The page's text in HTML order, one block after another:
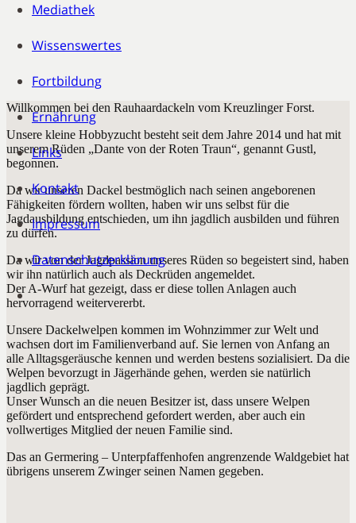
Mediathek
Wissenswertes
Fortbildung
Ernährung
Links
Kontakt
Impressum
Datenschutzerklärung
Willkommen bei den Rauhaardackeln vom Kreuzlinger Forst.
Unsere kleine Hobbyzucht besteht seit dem Jahre 2014 und hat mit
unserem Rüden „Dante von der Roten Traun“, genannt Gustl,
begonnen.
Da wir unseren Dackel bestmöglich nach seinen angeborenen
Fähigkeiten fördern wollten, haben wir uns selbst für die
Jagdausbildung entschieden, um ihn jagdlich ausbilden und führen
zu dürfen.
Da wir von der Jagdpassion unseres Rüden so begeistert sind, haben
wir ihn natürlich auch als Deckrüden angemeldet.
Der A-Wurf hat gezeigt, dass er diese tollen Anlagen auch
hervorragend weitervererbt.
Unsere Dackelwelpen kommen im Wohnzimmer zur Welt und
wachsen dort im Familienverband auf. Sie lernen von Anfang an
alle Alltagsgeräusche kennen und werden bestens sozialisiert. Da die
Welpen bevorzugt in Jägerhände gehen, werden sie natürlich
jagdlich geprägt.
Unser Wunsch an die neuen Besitzer ist, dass unsere Welpen
gefördert und entsprechend gefordert werden, aber auch ein
vollwertiges Mitglied der neuen Familie sind.
Das an Germering – Unterpfaffenhofen angrenzende Waldgebiet hat
übrigens unserem Zwinger seinen Namen gegeben.